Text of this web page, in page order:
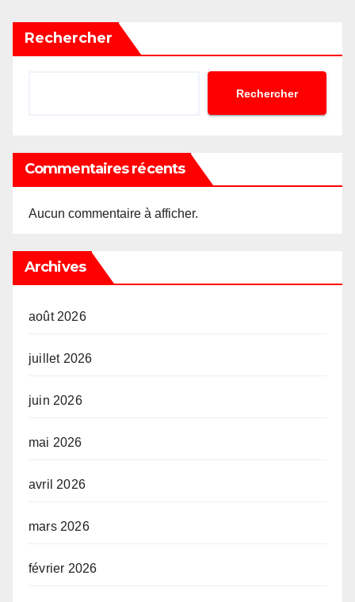
Rechercher
Rechercher
Commentaires récents
Aucun commentaire à afficher.
Archives
août 2026
juillet 2026
juin 2026
mai 2026
avril 2026
mars 2026
février 2026